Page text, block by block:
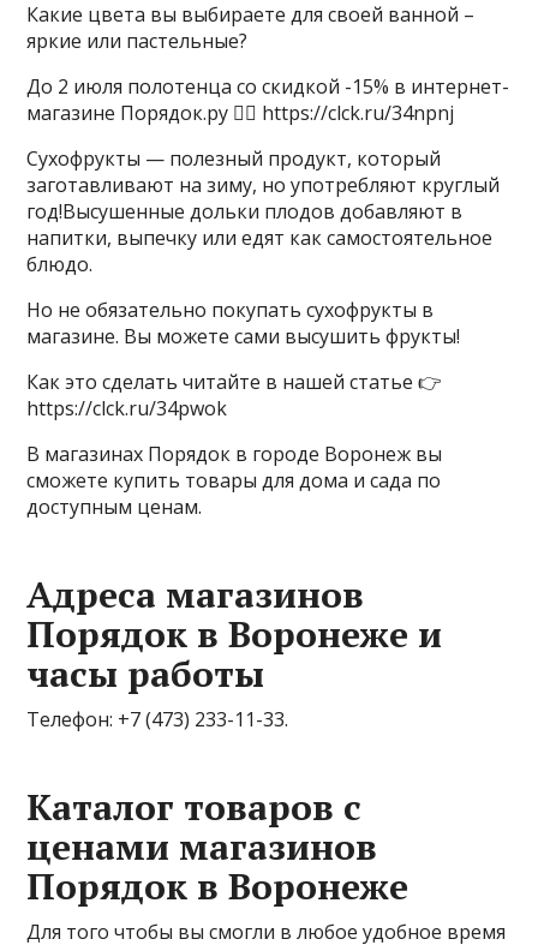
Какие цвета вы выбираете для своей ванной –
яркие или пастельные?
До 2 июля полотенца со скидкой -15% в интернет-
магазине Порядок.ру 👉🏻 https://clck.ru/34npnj
​​Сухофрукты — полезный продукт, который
заготавливают на зиму, но употребляют круглый
год!Высушенные дольки плодов добавляют в
напитки, выпечку или едят как самостоятельное
блюдо.
Но не обязательно покупать сухофрукты в
магазине. Вы можете сами высушить фрукты!
Как это сделать читайте в нашей статье 👉
https://clck.ru/34pwok
В магазинах Порядок в городе Воронеж вы
сможете купить товары для дома и сада по
доступным ценам.
Адреса магазинов
Порядок в Воронеже и
часы работы
Телефон: +7 (473) 233-11-33.
Каталог товаров с
ценами магазинов
Порядок в Воронеже
Для того чтобы вы смогли в любое удобное время